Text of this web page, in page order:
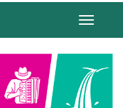
Toggle